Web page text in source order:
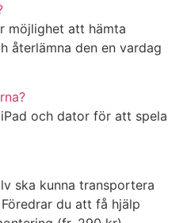
möjlighet att hämta
återlämna den en vardag
och dator för att spela
ska kunna transportera
du att få hjälp